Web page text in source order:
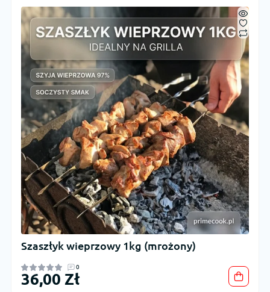
Szaszłyk wieprzowy 1kg (mrożony)
0
36,00 Zł